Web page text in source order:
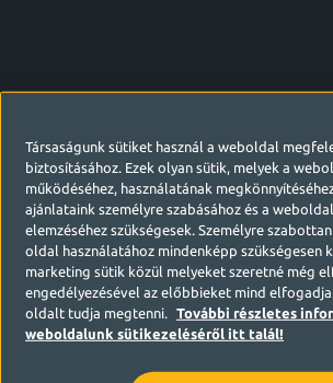
Társaságunk sütiket használ a weboldal
biztosításához. Ezek olyan sütik, melyek a
működéséhez, használatának
ajánlataink személyre szabásához és a
elemzéséhez szükségesek. Személyre
oldal használatához mindenképp szükségesen
marketing sütik közül melyeket szeretné még
engedélyezésével az előbbieket mind
oldalt tudja megtenni.
További részletes
weboldalunk sütikezeléséről itt talál!